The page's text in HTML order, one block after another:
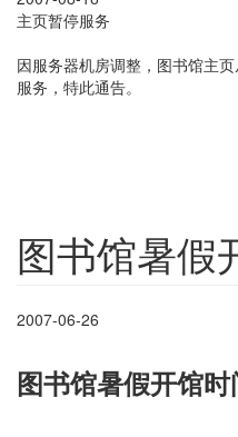
主页暂停服务
因服务器机房调整，图书馆主
服务，特此通告。
图书馆暑假
2007-06-26
图书馆暑假开馆时